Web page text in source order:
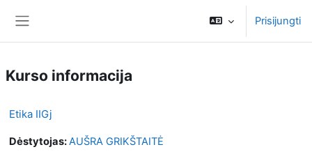
Prisijungti
Kurso informacija
Etika IIGj
Dėstytojas:AUŠRA GRIKŠTAITĖ